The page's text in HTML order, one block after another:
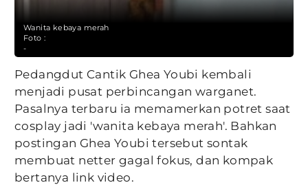
Wanita kebaya merah
Foto :
-
Pedangdut Cantik Ghea Youbi kembali
menjadi pusat perbincangan warganet.
Pasalnya terbaru ia memamerkan potret saat
cosplay jadi 'wanita kebaya merah'. Bahkan
postingan Ghea Youbi tersebut sontak
membuat netter gagal fokus, dan kompak
bertanya link video.